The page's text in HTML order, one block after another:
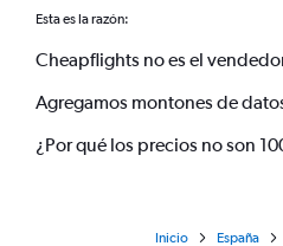
Esta es la razón:
Cheapflights no es el
Agregamos montones de
¿Por qué los precios no son
Inicio España